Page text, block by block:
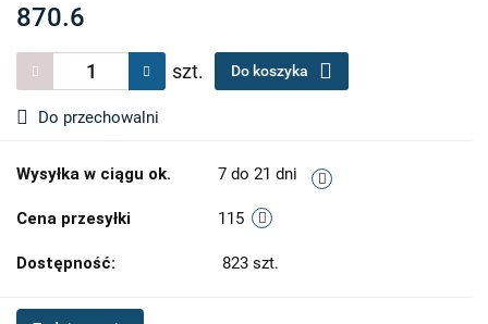
870.6
szt. Do koszyka
Do przechowalni
Wysyłka w ciągu ok. 7 do 21 dni
Cena przesyłki 115
Dostępność: 823 szt.